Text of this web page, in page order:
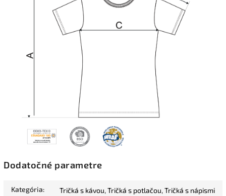
Dodatočné parametre
Kategória: Tričká s kávou, Tričká s potlačou, Tričká s nápismi